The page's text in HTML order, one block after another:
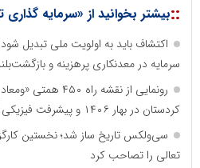
::بیشتر بخوانید از «سرمایه
اکتشاف باید به اولویت ملی تبدیل
سرمایه در معدنکاری پرهزینه و
رونمایی از نقشه راه
کردستان در بهار ۱۴۰۶ و پیشرفت فیزیکی ۳۵٪ مس جانجا
سی‌ولکس تاریخ ساز شد؛ نخستین
تعالی را تصاحب کرد